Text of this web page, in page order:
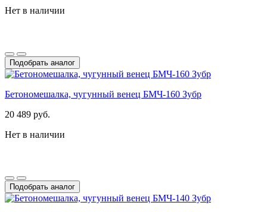
Нет в наличии
Подобрать аналог
Бетономешалка, чугунный венец БМЧ-160 Зубр
20 489 руб.
Нет в наличии
Подобрать аналог